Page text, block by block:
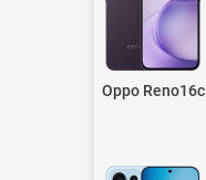
Oppo Reno16c